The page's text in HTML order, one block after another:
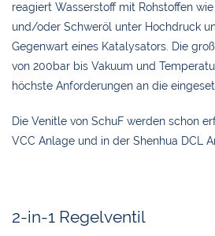
reagiert Wasserstoff mit Rohstoffen
und/oder Schweröl unter Hochdruck
Gegenwart eines Katalysators. Die
von 200bar bis Vakuum und
höchste Anforderungen an die
Die Venitle von SchuF werden schon
VCC Anlage und in der Shenhua DCL
2-in-1 Regelventil